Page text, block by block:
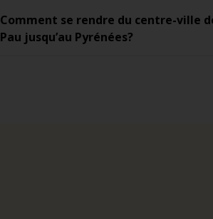
Comment se rendre du centre-ville
Pau jusqu’au Pyrénées?